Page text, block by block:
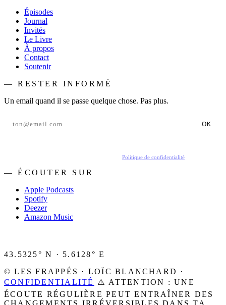
Épisodes
Journal
Invités
Le Livre
À propos
Contact
Soutenir
— RESTER INFORMÉ
Un email quand il se passe quelque chose. Pas plus.
OK
Politique de confidentialité
— ÉCOUTER SUR
Apple Podcasts
Spotify
Deezer
Amazon Music
43.5325° N · 5.6128° E
© LES FRAPPÉS · LOÏC BLANCHARD ·
CONFIDENTIALITÉ
⚠️ ATTENTION : UNE
ÉCOUTE RÉGULIÈRE PEUT ENTRAÎNER DES